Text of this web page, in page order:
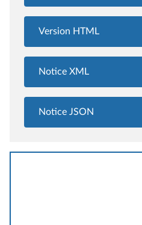
Version HTML
Notice XML
Notice JSON